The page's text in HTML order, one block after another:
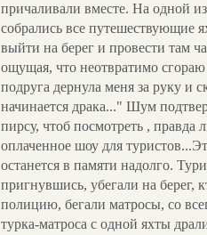
причаливали вместе. На одной
собрались все путешествующие
выйти на берег и провести там
ощущая, что неотвратимо
подруга дернула меня за руку и
начинается драка..." Шум
пирсу, чтоб посмотреть , правда
оплаченное шоу для
останется в памяти надолго.
пригнувшись, убегали на берег,
полицию, бегали матросы, со
турка-матроса с одной яхты